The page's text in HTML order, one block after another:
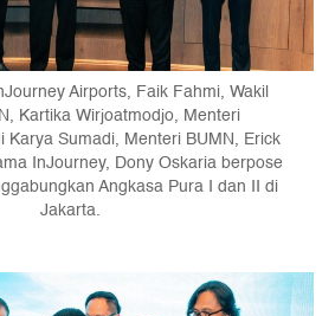
Airports, Faik Fahmi, Wakil
Kartika Wirjoatmodjo, ⁠Menteri
Karya Sumadi, ⁠Menteri BUMN, Erick
InJourney, Dony Oskaria berpose
Angkasa Pura I dan II di
Jakarta.